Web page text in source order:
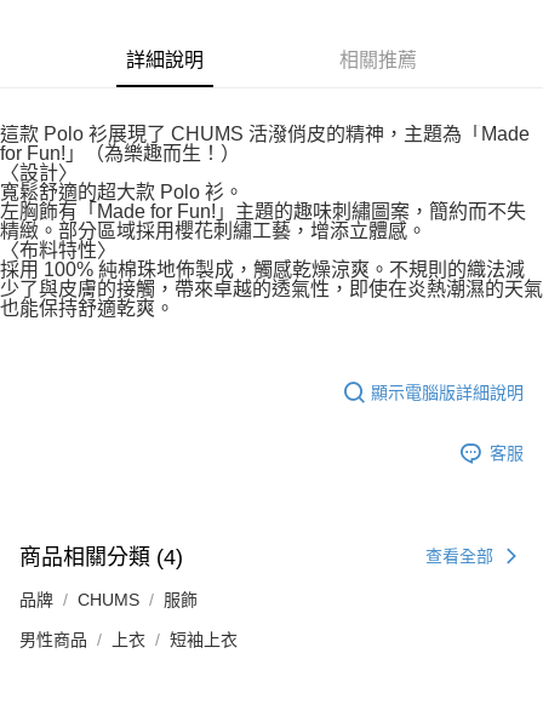
詳細說明 相關推薦
這款 Polo 衫展現了 CHUMS 活潑俏皮的精神，主題為「Made
for Fun!」（為樂趣而生！）
〈設計〉
寬鬆舒適的超大款 Polo 衫。
左胸飾有「Made for Fun!」主題的趣味刺繡圖案，簡約而不失
精緻。部分區域採用櫻花刺繡工藝，增添立體感。
〈布料特性〉
採用 100% 純棉珠地佈製成，觸感乾燥涼爽。不規則的織法減
少了與皮膚的接觸，帶來卓越的透氣性，即使在炎熱潮濕的天氣
也能保持舒適乾爽。
顯示電腦版詳細說明
客服
商品相關分類 (4) 查看全部
品牌 CHUMS 服飾
男性商品 上衣 短袖上衣